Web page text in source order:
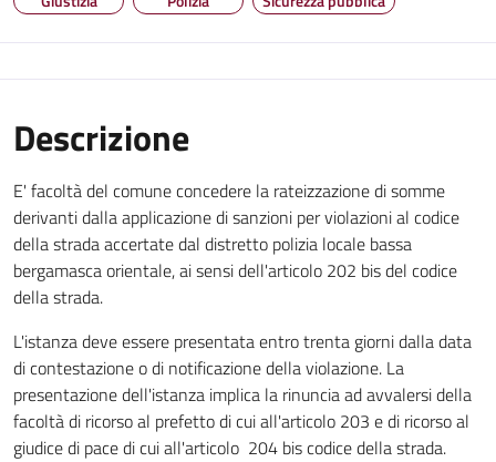
Descrizione
E' facoltà del comune concedere la rateizzazione di somme
derivanti dalla applicazione di sanzioni per violazioni al codice
della strada accertate dal distretto polizia locale bassa
bergamasca orientale, ai sensi dell'articolo 202 bis del codice
della strada.
L'istanza deve essere presentata entro trenta giorni dalla data
di contestazione o di notificazione della violazione. La
presentazione dell'istanza implica la rinuncia ad avvalersi della
facoltà di ricorso al prefetto di cui all'articolo 203 e di ricorso al
giudice di pace di cui all'articolo 204 bis codice della strada.